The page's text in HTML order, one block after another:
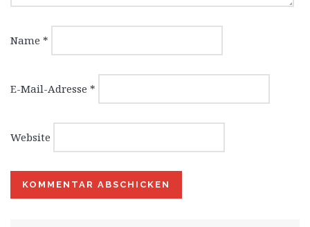
Name *
E-Mail-Adresse *
Website